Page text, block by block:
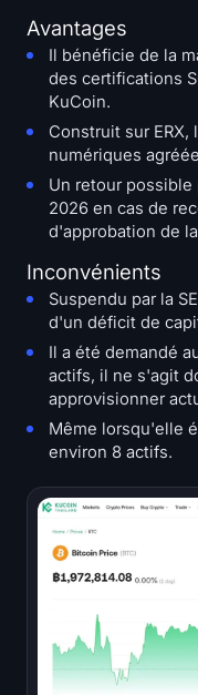
Avantages
Il bénéficie de la
des certifications
KuCoin.
Construit sur
numériques
Un retour
2026 en cas de
d'approbation de la
Inconvénients
Suspendu par la
d'un déficit de
Il a été demandé
actifs, il ne s'agit
approvisionner
Même lorsqu'elle
environ 8 actifs.